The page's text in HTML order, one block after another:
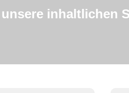
inhaltlichen